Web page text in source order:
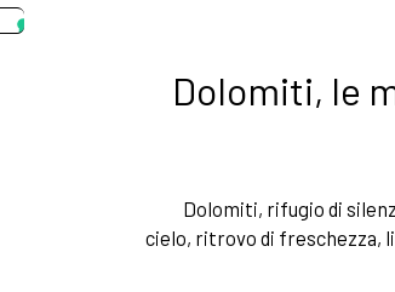
Dolomiti, le
Dolomiti, rifugio di
cielo, ritrovo di freschezza,